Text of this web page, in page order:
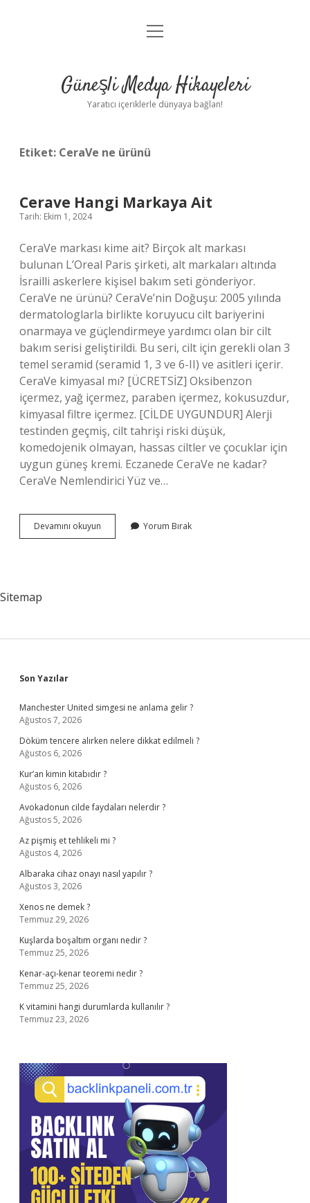
Anasayfa
Yasal Uyarı
menüyü
Güneşli Medya Hikayeleri
Yaratıcı içeriklerle dünyaya bağlan!
Etiket: CeraVe ne ürünü
Cerave Hangi Markaya Ait
Tarih: Ekim 1, 2024
CeraVe markası kime ait? Birçok alt markası
bulunan L’Oreal Paris şirketi, alt markaları altında
İsrailli askerlere kişisel bakım seti gönderiyor.
CeraVe ne ürünü? CeraVe’nin Doğuşu: 2005 yılında
dermatologlarla birlikte koruyucu cilt bariyerini
onarmaya ve güçlendirmeye yardımcı olan bir cilt
bakım serisi geliştirildi. Bu seri, cilt için gerekli olan 3
temel seramid (seramid 1, 3 ve 6-II) ve asitleri içerir.
CeraVe kimyasal mı? [ÜCRETSİZ] Oksibenzon
içermez, yağ içermez, paraben içermez, kokusuzdur,
kimyasal filtre içermez. [CİLDE UYGUNDUR] Alerji
testinden geçmiş, cilt tahrişi riski düşük,
komedojenik olmayan, hassas ciltler ve çocuklar için
uygun güneş kremi. Eczanede CeraVe ne kadar?
CeraVe Nemlendirici Yüz ve…
Devamını okuyun
Hangi
Yorum Bırak
Sitemap
Sidebar
Son Yazılar
Manchester United simgesi ne anlama gelir ?
Ağustos 7, 2026
Döküm tencere alırken nelere dikkat edilmeli ?
Ağustos 6, 2026
Kur’an kimin kitabıdır ?
Ağustos 6, 2026
Avokadonun cilde faydaları nelerdir ?
Ağustos 5, 2026
Az pişmiş et tehlikeli mi ?
Ağustos 4, 2026
Albaraka cihaz onayı nasıl yapılır ?
Ağustos 3, 2026
Xenos ne demek ?
Temmuz 29, 2026
Kuşlarda boşaltım organı nedir ?
Temmuz 25, 2026
Kenar-açı-kenar teoremi nedir ?
Temmuz 25, 2026
K vitamini hangi durumlarda kullanılır ?
Temmuz 23, 2026